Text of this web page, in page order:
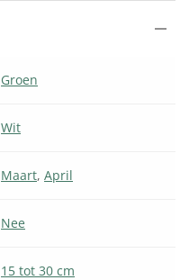
Groen
Wit
Maart,April
Nee
15 tot 30 cm